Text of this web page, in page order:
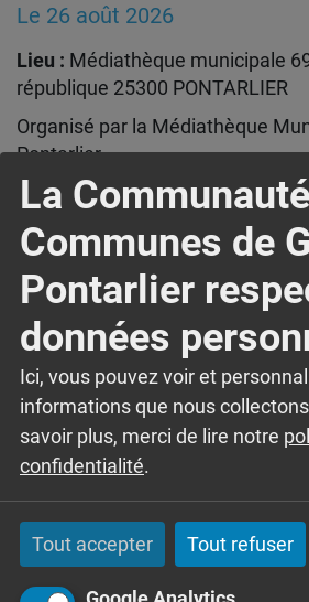
La
Communes de
Pontarlier
données
Ici, vous pouvez voir et
informations que nous
savoir plus, merci de lire notre
confidentialité.
Tout accepter Tout refuser
Le 26 août 2026
Lieu : Médiathèque municipale
république 25300 PONTARLIER
Organisé par la Médiathèque
Pontarlier.
Débutants comme experts,
venez profiter d’un moment
médiathèque en famille ou entre
accompagnés.
Entrée libre dans la limite des